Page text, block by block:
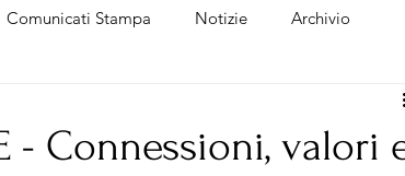
Comunicati Stampa Notizie Archivio
- Connessioni, valori